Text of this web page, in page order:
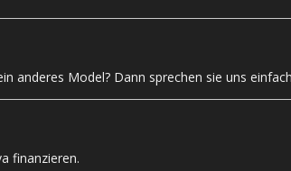
Model? Dann sprechen sie uns
finanzieren.